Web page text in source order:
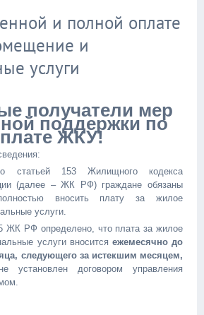
и полной оплате
и
услуги
получатели мер
поддержки по
ЖКУ!
статьей 153 Жилищного кодекса
(далее – ЖК РФ) граждане обязаны
вносить плату за жилое
услуги.
ЖК РФ определено, что плата за жилое
услуги вносится ежемесячно до
следующего за истекшим месяцем,
установлен договором управления